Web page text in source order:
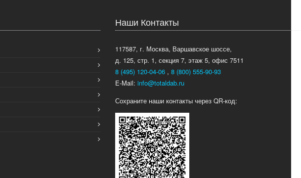
Наши Контакты
117587, г. Москва, Варшавское шоссе,
д. 125, стр. 1, секция 7, этаж 5, офис 7511
8 (495) 120-04-06 ,8 (800) 555-90-93
E-Mail:info@totaldab.ru
Сохраните наши контакты через QR-код: